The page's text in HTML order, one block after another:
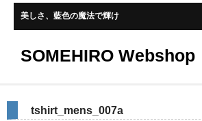
美しさ、藍色の魔法で輝け
SOMEHIRO Webshop
tshirt_mens_007a